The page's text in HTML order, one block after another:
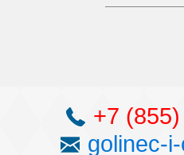
+7
golinec-